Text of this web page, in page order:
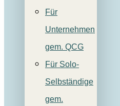
Für
Unternehmen
gem. QCG
Für Solo-
Selbständige
gem.